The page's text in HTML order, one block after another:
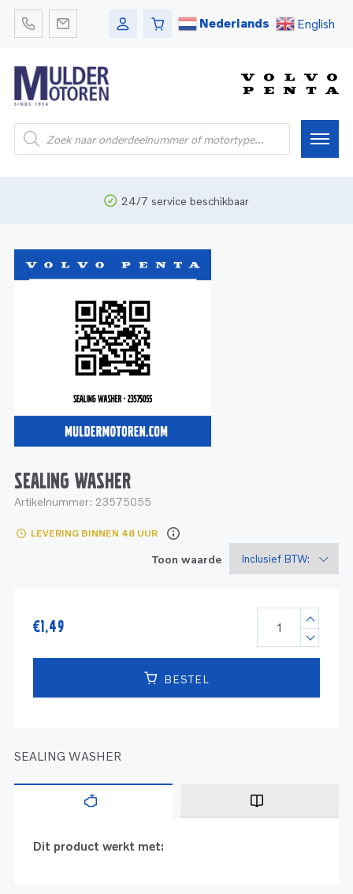
Nederlands English
Onderdelen
Bedrijfsvaart
Onderdelen
Motoren
Onderdelen
Service
Motoren
Service en onderhoud
Reman - Bedrijfsvaart
24/7 service beschikbaar
SEALING WASHER
Artikelnummer: 23575055
LEVERING BINNEN 48 UUR
Toon waarde
€1,49
BESTEL
SEALING WASHER
Dit product werkt met: